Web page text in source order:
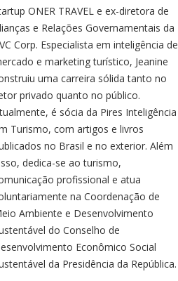
ONER TRAVEL e ex-diretora de
e Relações Governamentais da
Corp. Especialista em inteligência de
e marketing turístico, Jeanine
uma carreira sólida tanto no
privado quanto no público.
é sócia da Pires Inteligência
Turismo, com artigos e livros
no Brasil e no exterior. Além
dedica-se ao turismo,
profissional e atua
na Coordenação de
Ambiente e Desenvolvimento
do Conselho de
Econômico Social
da Presidência da República.